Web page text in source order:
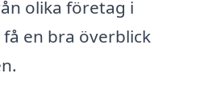
olika företag i
en bra överblick